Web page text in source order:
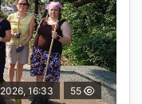
16:33 55